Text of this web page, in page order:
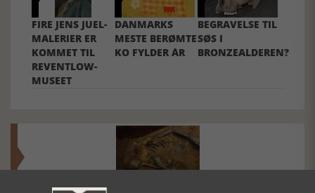
FIRE JENS JUEL-
MALERIER ER
KOMMET TIL
REVENTLOW-
MUSEET
DANMARKS
MESTE BERØMTE
KO FYLDER ÅR
BEGRAVELSE TIL
SØS I
BRONZEALDEREN?